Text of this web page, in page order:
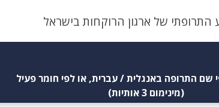
של ארגון הרוקחות בישראל
שם התרופה באנגלית / עברית, או לפי חומר פעיל
(מינימום 3 אותיות)